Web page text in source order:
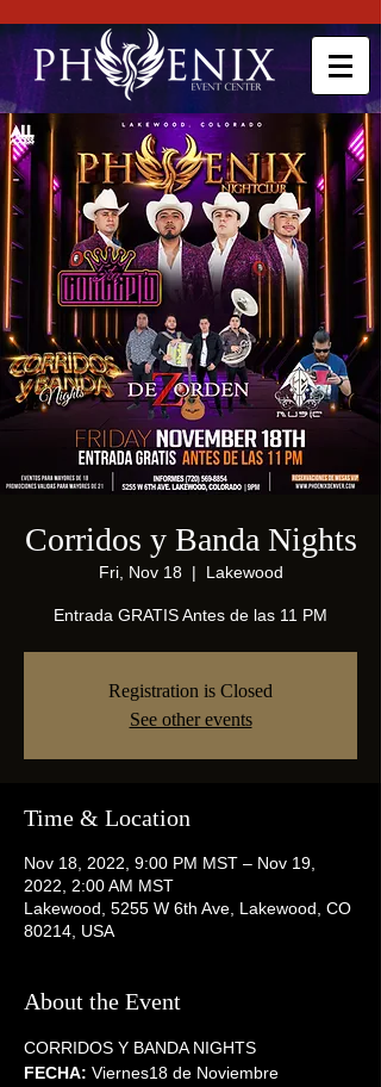
Corridos y Banda Nights
Fri, Nov 18
  |
Lakewood
Entrada GRATIS Antes de las 11 PM
Registration is Closed
See other events
Time & Location
Nov 18, 2022, 9:00 PM MST – Nov 19,
2022, 2:00 AM MST
Lakewood, 5255 W 6th Ave, Lakewood, CO
80214, USA
About the Event
CORRIDOS Y BANDA NIGHTS
FECHA: Viernes18 de Noviembre